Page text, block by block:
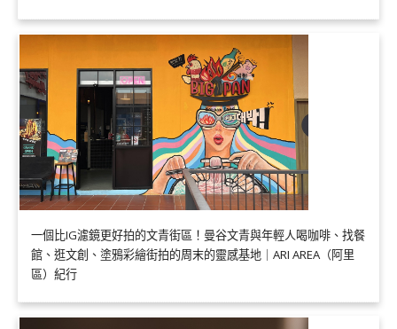
一個比IG濾鏡更好拍的文青街區！曼谷文青與年輕人喝咖啡、找餐
館、逛文創、塗鴉彩繪街拍的周末的靈感基地｜ARI AREA（阿里
區）紀行